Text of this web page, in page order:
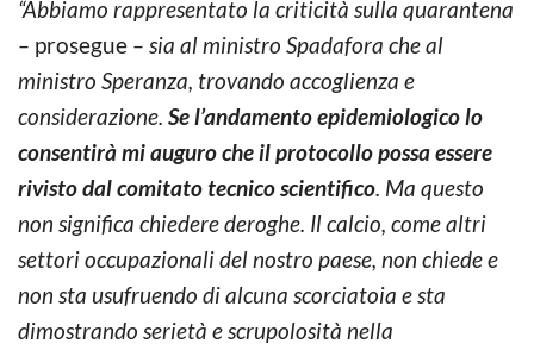
“Abbiamo rappresentato la criticità sulla quarantena
– prosegue – sia al ministro Spadafora che al
ministro Speranza, trovando accoglienza e
considerazione. Se l’andamento epidemiologico lo
consentirà mi auguro che il protocollo possa essere
rivisto dal comitato tecnico scientifico. Ma questo
non significa chiedere deroghe. Il calcio, come altri
settori occupazionali del nostro paese, non chiede e
non sta usufruendo di alcuna scorciatoia e sta
dimostrando serietà e scrupolosità nella